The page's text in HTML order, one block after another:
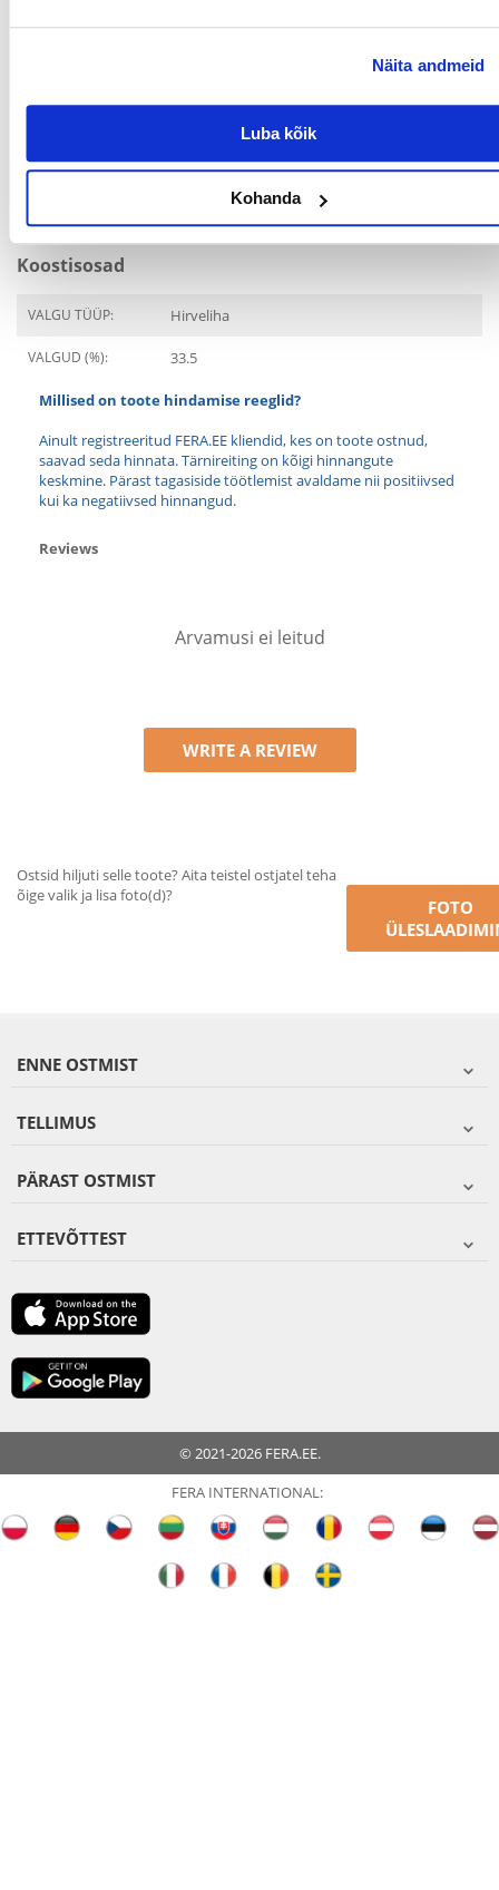
Näita andmeid
Luba kõik
Kohanda
PRODUCENT: FITMIN
Täiskasvanud
MILLISE
Kass
Koostisosad
VALGU TÜÜP: Hirveliha
VALGUD (%): 33.5
Millised on toote hindamise reeglid?
Ainult registreeritud FERA.EE kliendid, kes on toote ostnud,
saavad seda hinnata. Tärnireiting on kõigi hinnangute
keskmine. Pärast tagasiside töötlemist avaldame nii positiivsed
kui ka negatiivsed hinnangud.
Reviews
Arvamusi ei leitud
WRITE A REVIEW
Ostsid hiljuti selle toote? Aita teistel ostjatel teha
õige valik ja lisa foto(d)?
FOTO
ENNE OSTMIST
TELLIMUS
PÄRAST OSTMIST
ETTEVÕTTEST
© 2021-2026 FERA.EE.
FERA INTERNATIONAL: